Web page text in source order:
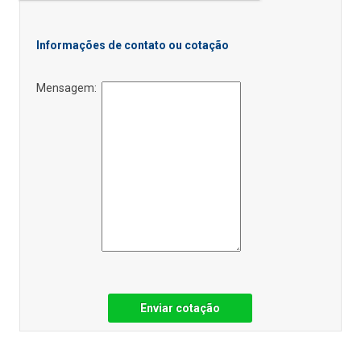
Informações de contato ou cotação
Mensagem:
Enviar cotação